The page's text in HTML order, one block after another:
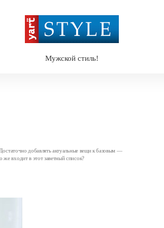
Мужской стиль!
добавлять актуальные вещи к базовым —
входит в этот заветный список?